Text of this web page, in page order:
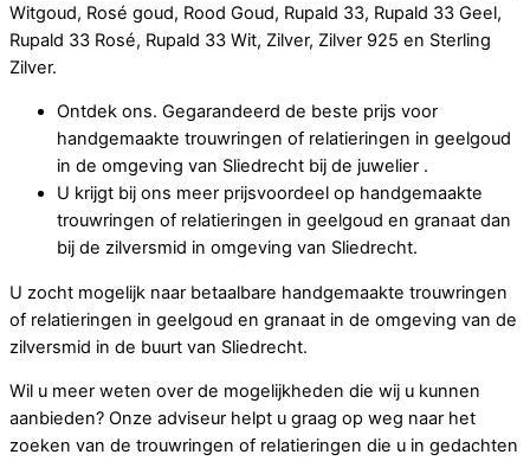
Witgoud, Rosé goud, Rood Goud, Rupald 33, Rupald 33 Geel,
Rupald 33 Rosé, Rupald 33 Wit, Zilver, Zilver 925 en Sterling
Zilver.
Ontdek ons. Gegarandeerd de beste prijs voor
handgemaakte trouwringen of relatieringen in geelgoud
in de omgeving van Sliedrecht bij de juwelier .
U krijgt bij ons meer prijsvoordeel op handgemaakte
trouwringen of relatieringen in geelgoud en granaat dan
bij de zilversmid in omgeving van Sliedrecht.
U zocht mogelijk naar betaalbare handgemaakte trouwringen
of relatieringen in geelgoud en granaat in de omgeving van de
zilversmid in de buurt van Sliedrecht.
Wil u meer weten over de mogelijkheden die wij u kunnen
aanbieden? Onze adviseur helpt u graag op weg naar het
zoeken van de trouwringen of relatieringen die u in gedachten